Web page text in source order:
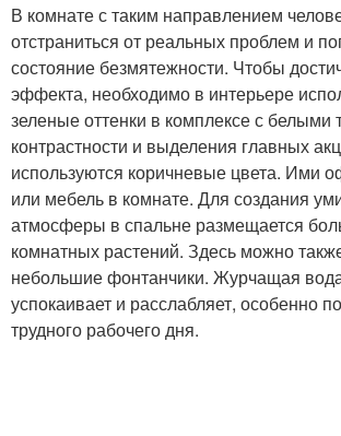
В комнате с таким направлением
отстраниться от реальных проблем и
состояние безмятежности. Чтобы
эффекта, необходимо в интерьере
зеленые оттенки в комплексе с белыми
контрастности и выделения главных
используются коричневые цвета. Ими
или мебель в комнате. Для создания
атмосферы в спальне размещается
комнатных растений. Здесь можно
небольшие фонтанчики. Журчащая
успокаивает и расслабляет, особенно
трудного рабочего дня.